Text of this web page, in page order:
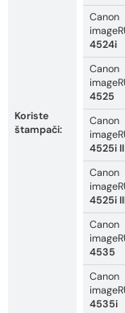
Koriste
štampači:
Canon
4524i
Canon
4525
Canon
4525i II
Canon
4525i
Canon
4535
Canon
4535i